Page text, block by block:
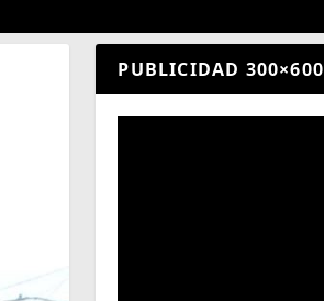
PUBLICIDAD 300×600